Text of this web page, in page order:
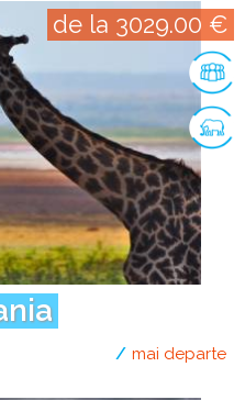
de la 3029.00 €
mai departe